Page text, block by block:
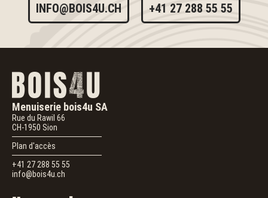
INFO@BOIS4U.CH +41 27 288 55 55
Menuiserie bois4u SA
Rue du Rawil 66
CH-1950 Sion
Plan d'accès
+41 27 288 55 55
info@bois4u.ch